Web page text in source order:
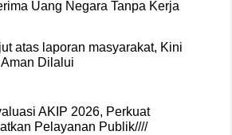
Uang Negara Tanpa Kerja
atas laporan masyarakat, Kini
Dilalui
AKIP 2026, Perkuat
Pelayanan Publik////